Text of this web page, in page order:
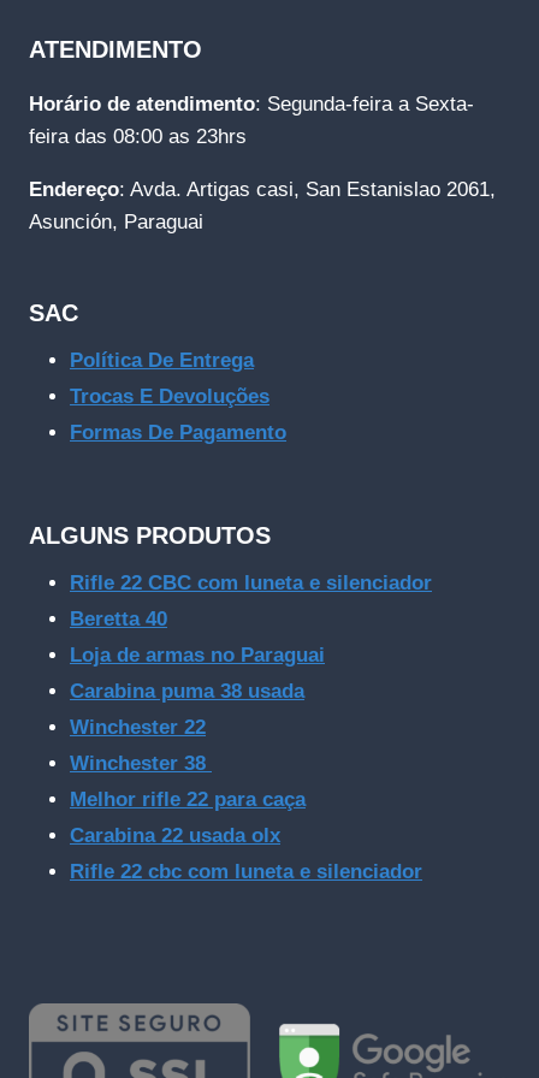
ATENDIMENTO
Horário de atendimento: Segunda-feira a Sexta-
feira das 08:00 as 23hrs
Endereço: Avda. Artigas casi, San Estanislao 2061,
Asunción, Paraguai
SAC
Política De Entrega
Trocas E Devoluções
Formas De Pagamento
ALGUNS PRODUTOS
Rifle 22 CBC com luneta e silenciador
Beretta 40
Loja de armas no Paraguai
Carabina puma 38 usada
Winchester 22
Winchester 38
Melhor rifle 22 para caça
Carabina 22 usada olx
Rifle 22 cbc com luneta e silenciador